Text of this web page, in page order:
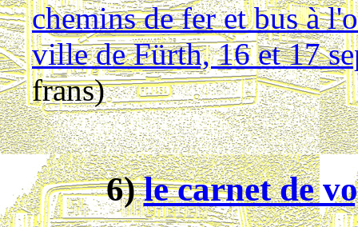
chemins de fer et bus à
ville de Fürth, 16 et 17
frans)
6)le carnet de